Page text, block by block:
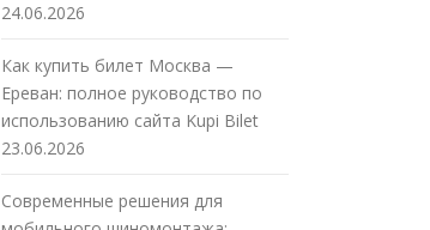
24.06.2026
Как купить билет Москва —
Ереван: полное руководство по
использованию сайта Kupi Bilet
23.06.2026
Современные решения для